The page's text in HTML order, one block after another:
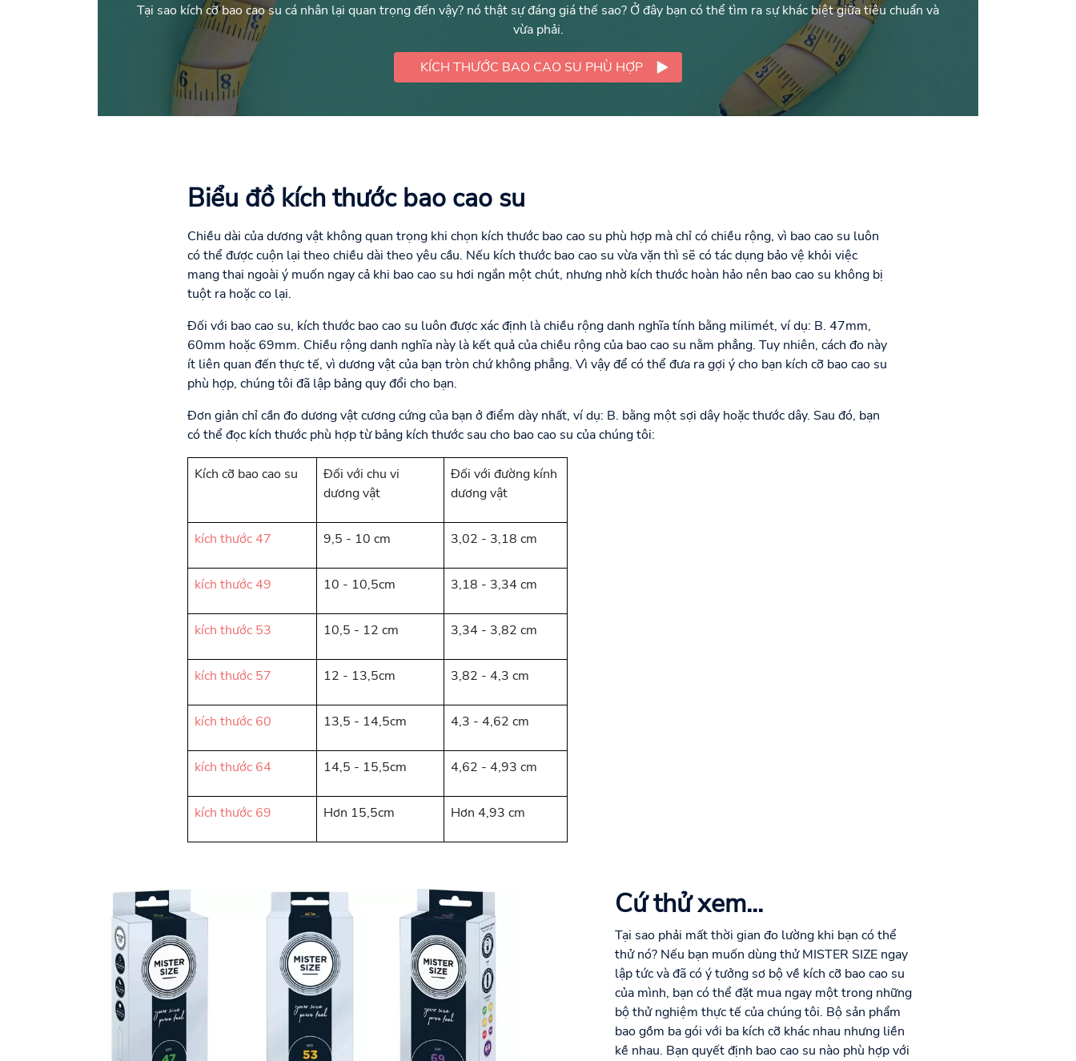
Tại sao kích cỡ bao cao su cá nhân lại quan trọng đến vậy? nó thật sự đáng giá thế sao? Ở đây bạn có thể tìm ra sự khác biệt giữa tiêu chuẩn và
vừa phải.
KÍCH THƯỚC BAO CAO SU PHÙ HỢP
Biểu đồ kích thước bao cao su
Chiều dài của dương vật không quan trọng khi chọn kích thước bao cao su phù hợp mà chỉ có chiều rộng, vì bao cao su luôn
có thể được cuộn lại theo chiều dài theo yêu cầu. Nếu kích thước bao cao su vừa vặn thì sẽ có tác dụng bảo vệ khỏi việc
mang thai ngoài ý muốn ngay cả khi bao cao su hơi ngắn một chút, nhưng nhờ kích thước hoàn hảo nên bao cao su không bị
tuột ra hoặc co lại.
Đối với bao cao su, kích thước bao cao su luôn được xác định là chiều rộng danh nghĩa tính bằng milimét, ví dụ: B. 47mm,
60mm hoặc 69mm. Chiều rộng danh nghĩa này là kết quả của chiều rộng của bao cao su nằm phẳng. Tuy nhiên, cách đo này
ít liên quan đến thực tế, vì dương vật của bạn tròn chứ không phẳng. Vì vậy để có thể đưa ra gợi ý cho bạn kích cỡ bao cao su
phù hợp, chúng tôi đã lập bảng quy đổi cho bạn.
Đơn giản chỉ cần đo dương vật cương cứng của bạn ở điểm dày nhất, ví dụ: B. bằng một sợi dây hoặc thước dây. Sau đó, bạn
có thể đọc kích thước phù hợp từ bảng kích thước sau cho bao cao su của chúng tôi:
Kích cỡ bao cao su
Đối với chu vi
dương vật
Đối với đường kính
dương vật
kích thước 47 9,5 - 10 cm 3,02 - 3,18 cm
kích thước 49 10 - 10,5cm 3,18 - 3,34 cm
kích thước 53 10,5 - 12 cm 3,34 - 3,82 cm
kích thước 57 12 - 13,5cm 3,82 - 4,3 cm
kích thước 60 13,5 - 14,5cm 4,3 - 4,62 cm
kích thước 64 14,5 - 15,5cm 4,62 - 4,93 cm
kích thước 69 Hơn 15,5cm Hơn 4,93 cm
Cứ thử xem...
Tại sao phải mất thời gian đo lường khi bạn có thể
thử nó? Nếu bạn muốn dùng thử MISTER SIZE ngay
lập tức và đã có ý tưởng sơ bộ về kích cỡ bao cao su
của mình, bạn có thể đặt mua ngay một trong những
bộ thử nghiệm thực tế của chúng tôi. Bộ sản phẩm
bao gồm ba gói với ba kích cỡ khác nhau nhưng liền
kề nhau. Bạn quyết định bao cao su nào phù hợp với